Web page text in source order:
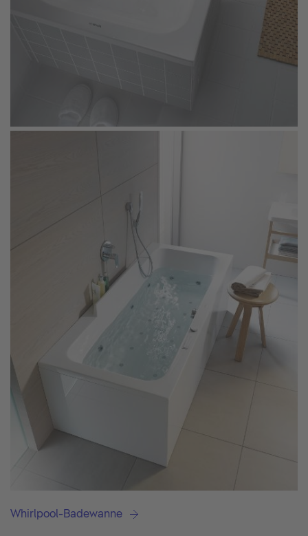
Whirlpool-Badewanne